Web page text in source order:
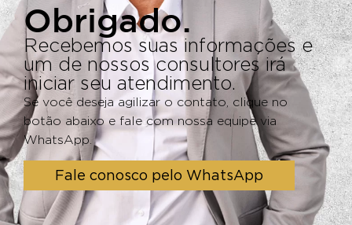
Obrigado.
Recebemos suas informações e
um de nossos consultores irá
iniciar seu atendimento.
Se você deseja agilizar o contato, clique no
botão abaixo e fale com nossa equipe via
WhatsApp.
Fale conosco pelo WhatsApp